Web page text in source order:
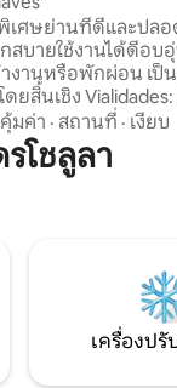
เศษย่านที่ดีและปลอ
สบายใช้งานได้ดีอบ
งานหรือพักผ่อน เป็
ดยสิ้นเชิง
a Cholula y
to the center of
Tonanzintla,
มค่า · สถานที่ · เงียบ
โชลูลา
เครื่องปรั